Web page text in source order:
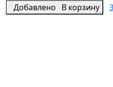
Добавлено
В корзину